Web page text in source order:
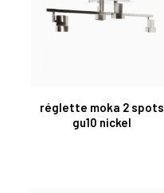
réglette moka 2 spots
gu10 nickel